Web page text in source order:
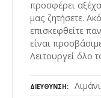
προσφέρει
μας ζητήσετε.
επισκεφθείτε
είναι
Λειτουργεί όλο
ΔΙΕΎΘΥΝΣΗ